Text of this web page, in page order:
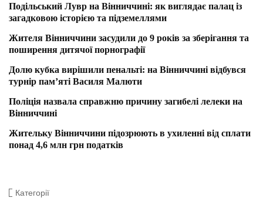
Подільський Лувр на Вінниччині: як виглядає палац із
загадковою історією та підземеллями
Жителя Вінниччини засудили до 9 років за зберігання та
поширення дитячої порнографії
Долю кубка вирішили пенальті: на Вінниччині відбувся
турнір пам’яті Василя Малюти
Поліція назвала справжню причину загибелі лелеки на
Вінниччині
Жительку Вінниччини підозрюють в ухиленні від сплати
понад 4,6 млн грн податків
Категорії